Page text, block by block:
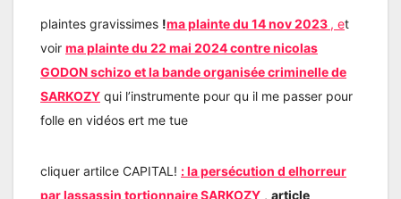
plaintes gravissimes !ma plainte du 14 nov 2023 , et
voir ma plainte du 22 mai 2024 contre nicolas
GODON schizo et la bande organisée criminelle de
SARKOZY qui l’instrumente pour qu il me passer pour
folle en vidéos ert me tue
cliquer artilce CAPITAL! :la persécution d elhorreur
par lassassin tortionnaire SARKOZY , article